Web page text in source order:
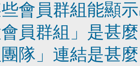
會員群組能顯
會員群組」是甚
團隊」連結是甚